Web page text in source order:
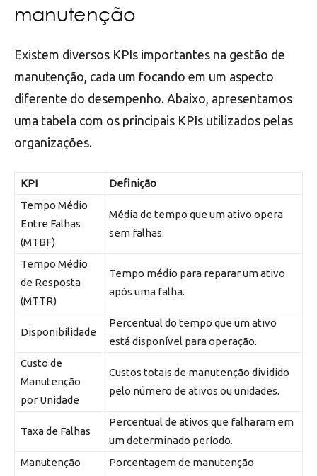
manutenção
Existem diversos KPIs importantes na gestão de
manutenção, cada um focando em um aspecto
diferente do desempenho. Abaixo, apresentamos
uma tabela com os principais KPIs utilizados pelas
organizações.
KPI
Definição
Tempo Médio
Entre Falhas
(MTBF)
Média de tempo que um ativo opera
sem falhas.
Tempo Médio
de Resposta
(MTTR)
Tempo médio para reparar um ativo
após uma falha.
Disponibilidade
Percentual do tempo que um ativo
está disponível para operação.
Custo de
Manutenção
por Unidade
Custos totais de manutenção dividido
pelo número de ativos ou unidades.
Taxa de Falhas
Percentual de ativos que falharam em
um determinado período.
Manutenção
Porcentagem de manutenção